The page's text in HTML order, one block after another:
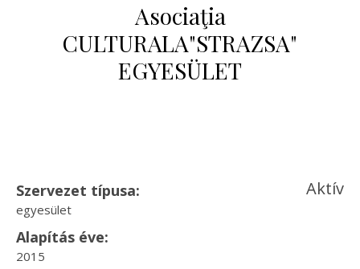
Asociaţia
CULTURALA"STRAZSA"
EGYESÜLET
Szervezet típusa:
egyesület
Aktív
Alapítás éve:
2015